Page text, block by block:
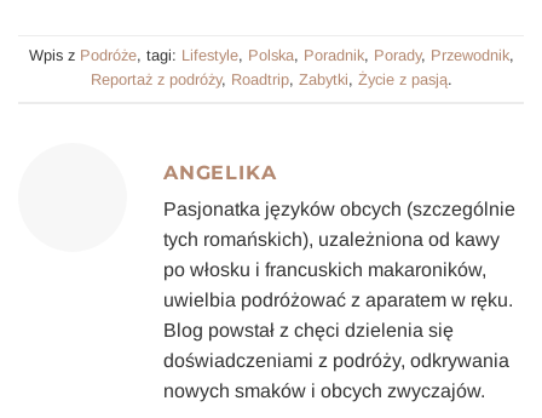
Wpis z Podróże, tagi: Lifestyle, Polska, Poradnik, Porady, Przewodnik,
Reportaż z podróży, Roadtrip, Zabytki, Życie z pasją.
ANGELIKA
Pasjonatka języków obcych (szczególnie
tych romańskich), uzależniona od kawy
po włosku i francuskich makaroników,
uwielbia podróżować z aparatem w ręku.
Blog powstał z chęci dzielenia się
doświadczeniami z podróży, odkrywania
nowych smaków i obcych zwyczajów.